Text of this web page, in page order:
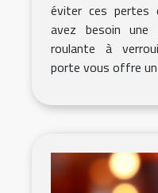
éviter ces pertes
avez besoin
roulante à
porte vous offre un